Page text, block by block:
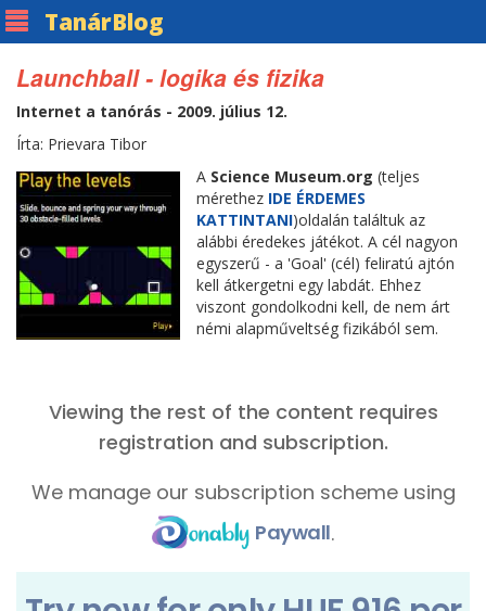
TanárBlog
Launchball - logika és fizika
Internet a tanórás - 2009. július 12.
Írta: Prievara Tibor
A Science Museum.org (teljes
mérethez IDE ÉRDEMES
KATTINTANI)oldalán találtuk az
alábbi éredekes játékot. A cél nagyon
egyszerű - a 'Goal' (cél) feliratú ajtón
kell átkergetni egy labdát. Ehhez
viszont gondolkodni kell, de nem árt
némi alapműveltség fizikából sem.